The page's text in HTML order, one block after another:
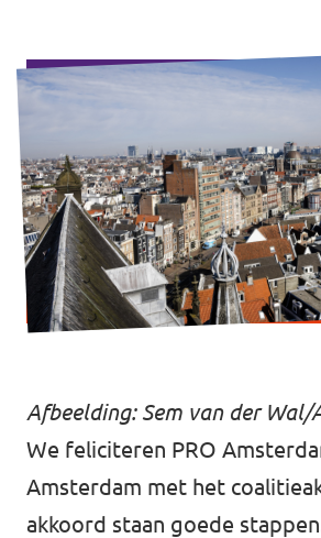
Doe mee
Vacatures
Contact
Afbeelding: Sem van der Wal/
We feliciteren PRO
Amsterdam met het
akkoord staan goede